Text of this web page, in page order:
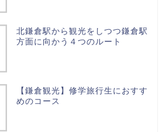
北鎌倉駅から観光をしつつ鎌倉駅
方面に向かう４つのルート
【鎌倉観光】修学旅行生におすす
めのコース